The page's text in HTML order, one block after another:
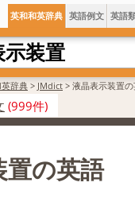
英和和英辞典 英語例文 英語
辞典 > JMdict > 液晶表示装置
(999件)
置の英語